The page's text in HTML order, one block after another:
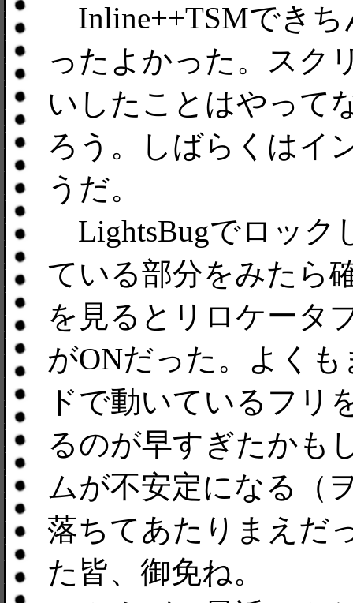
Inline++TSMできち
ったよかった。スク
いしたことはやって
ろう。しばらくはイ
うだ。
LightsBugでロック
ている部分をみたら
を見るとリロケータ
がONだった。よく
ドで動いているフリ
るのが早すぎたかも
ムが不安定になる（
落ちてあたりまえだ
た皆、御免ね。